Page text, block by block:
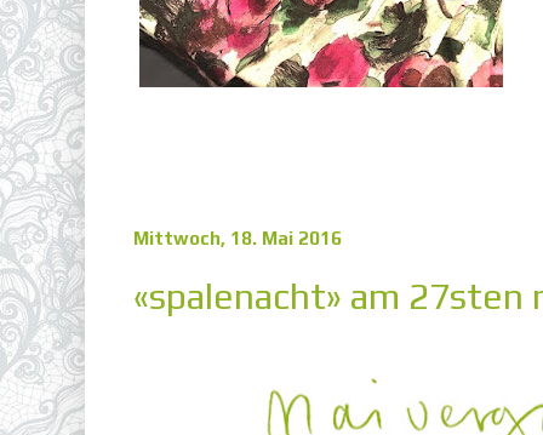
Mittwoch, 18. Mai 2016
«spalenacht» am 27sten